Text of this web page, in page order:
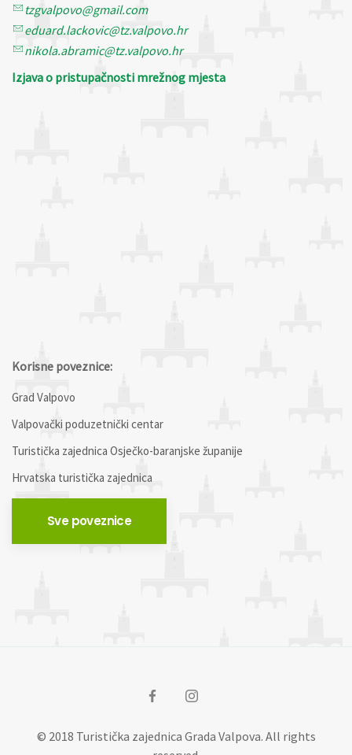
tzgvalpovo@gmail.com
eduard.lackovic@tz.valpovo.hr
nikola.abramic@tz.valpovo.hr
Izjava o pristupačnosti mrežnog mjesta
Korisne poveznice:
Grad Valpovo
Valpovački poduzetnički centar
Turistička zajednica Osječko-baranjske županije
Hrvatska turistička zajednica
Sve poveznice
© 2018 Turistička zajednica Grada Valpova. All rights